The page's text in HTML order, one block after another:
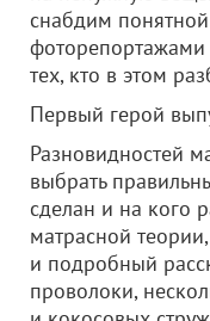
снабдим
фоторепортажами
тех, кто в этом
Первый герой
Разновидностей
выбрать
сделан и на кого
матрасной
и подробный
проволоки,